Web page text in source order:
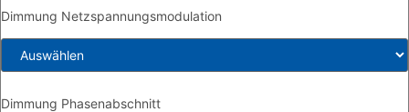
Dimmung Netzspannungsmodulation
Dimmung Phasenabschnitt